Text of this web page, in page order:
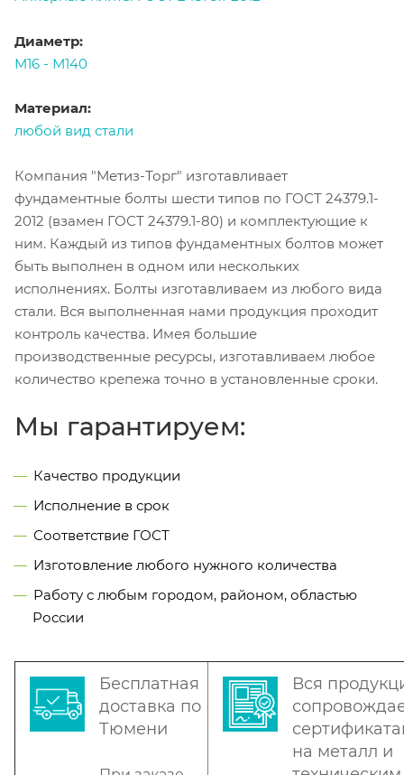
Диаметр:
М16 - М140
Материал:
любой вид стали
Компания "Метиз-Торг" изготавливает
фундаментные болты шести типов по ГОСТ 24379.1-
2012 (взамен ГОСТ 24379.1-80) и комплектующие к
ним. Каждый из типов фундаментных болтов может
быть выполнен в одном или нескольких
исполнениях. Болты изготавливаем из любого вида
стали. Вся выполненная нами продукция проходит
контроль качества. Имея большие
производственные ресурсы, изготавливаем любое
количество крепежа точно в установленные сроки.
Мы гарантируем:
Качество продукции
Исполнение в срок
Соответствие ГОСТ
Изготовление любого нужного количества
Работу с любым городом, районом, областью
России
Бесплатная
доставка по
Тюмени
Вся
на металл и